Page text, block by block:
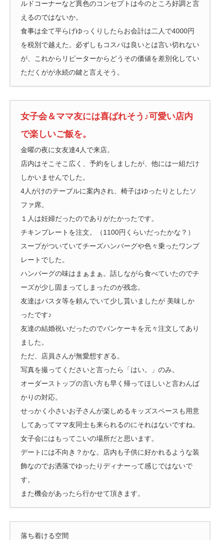
ルドコーナーなど異色のコンセプトは今のところ好調と言
えるのではないか。
食事は全て平らげゆっくりしたらお会計は二人で4000円
を税別で越えた。必ずしもコスパは良いとは言い切れない
が、これからリピーターからどうその価値を差別化してい
ただくがが永続の鍵と言えそう。
女子会＆ママ友には喜ばれそう♪可愛い店内
で楽しいご飯を。
金曜の夜に女友達4人で来店。
店内はそこそこ広く、予約をしましたが、他には一組だけ
しかいませんでした。
4人がけのテーブルに案内され、椅子はゆったりとしたソ
ファ席。
１人は妊婦だったのでありがたかったです。
チキンプレートを注文。（1100円くらいだったかな？）
スープがついていてチーズハンバーグや色々乗ったワンプ
レートでした。
ハンバーグの味はまぁまぁ。話しながら食べていたのでチ
ーズが少し固まってしまったのが残念。
友達はパスタ等を頼んでいて少し貰いましたが 美味しか
ったです♪
友達の結婚祝いだったのでパンケーキを元々注文してあり
ました。
ただ、店員さんが無愛想すぎる。
写真を撮ってくださいと言ったら「はい。」のみ。
オーダーストップの言い方も早く帰ってほしいと言わんば
かりの対応。
せっかく小さいお子さんが楽しめるキッズスペースも用意
してあってママ友同士も来られるのにそれはないですね。
女子会にはもってこいの場所だと思います。
デートには不向き？かな。店内も子供に好かれるような装
飾なのでお洒落でゆったりディナーって感じではないで
す。
また機会があったら行かせて頂きます。
落ち着ける空間